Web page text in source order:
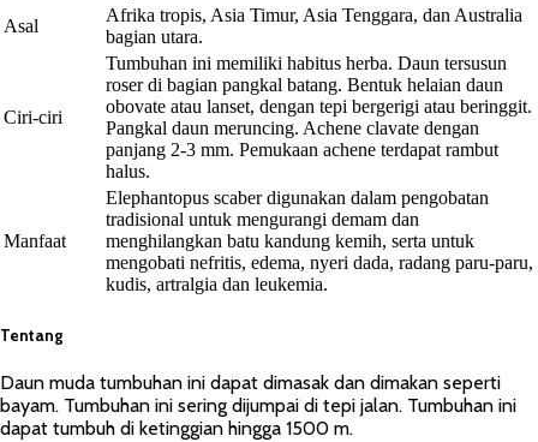
Asal
Afrika tropis, Asia Timur, Asia Tenggara, dan Australia
bagian utara.
Ciri-ciri
Tumbuhan ini memiliki habitus herba. Daun tersusun
roser di bagian pangkal batang. Bentuk helaian daun
obovate atau lanset, dengan tepi bergerigi atau beringgit.
Pangkal daun meruncing. Achene clavate dengan
panjang 2-3 mm. Pemukaan achene terdapat rambut
halus.
Manfaat
Elephantopus scaber digunakan dalam pengobatan
tradisional untuk mengurangi demam dan
menghilangkan batu kandung kemih, serta untuk
mengobati nefritis, edema, nyeri dada, radang paru-paru,
kudis, artralgia dan leukemia.
Tentang
Daun muda tumbuhan ini dapat dimasak dan dimakan seperti
bayam. Tumbuhan ini sering dijumpai di tepi jalan. Tumbuhan ini
dapat tumbuh di ketinggian hingga 1500 m.